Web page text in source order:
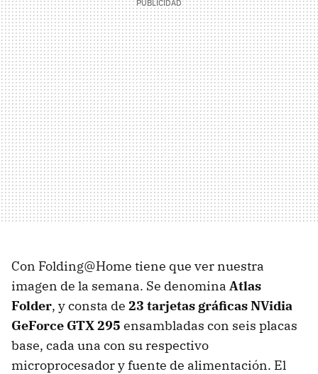
Con Folding@Home tiene que ver nuestra
imagen de la semana. Se denomina Atlas
Folder, y consta de 23 tarjetas gráficas NVidia
GeForce GTX295 ensambladas con seis placas
base, cada una con su respectivo
microprocesador y fuente de alimentación. El